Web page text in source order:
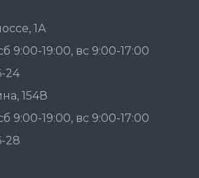
1А
9:00-19:00, вс 9:00-17:00
24
154В
9:00-19:00, вс 9:00-17:00
28